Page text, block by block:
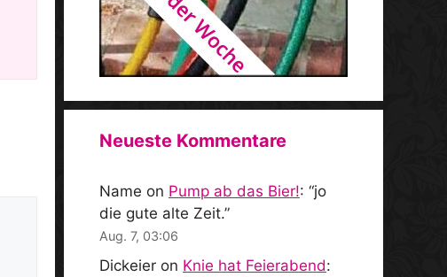
Neueste Kommentare
Name on Pump ab das Bier!: “jo
die gute alte Zeit.”
Aug. 7, 03:06
Dickeier on Knie hat Feierabend: